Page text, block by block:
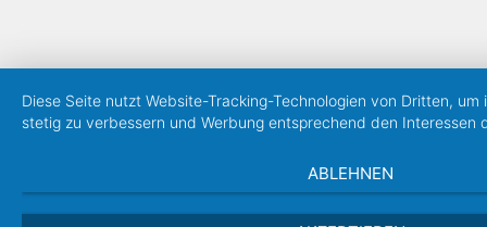
Diese Seite nutzt Website-Tracking-Technologien von Dritten,
stetig zu verbessern und Werbung entsprechend den Interessen
ABLEHNEN